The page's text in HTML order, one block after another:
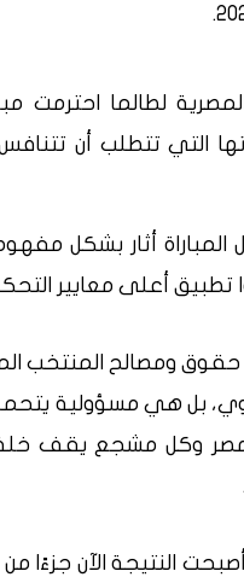
لطالما احترمت
التي تتطلب أن
أثار بشكل
تطبيق أعلى معايير
حقوق ومصالح المنتخب
بل هي مسؤولية
وكل مشجع يقف خلف
أصبحت النتيجة الآن جزءًا